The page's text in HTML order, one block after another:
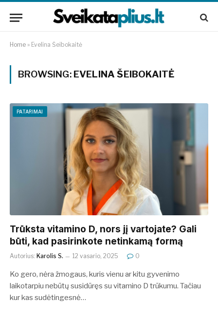
Home » Evelina Šeibokaitė
BROWSING: EVELINA ŠEIBOKAITĖ
PATARIMAI
Trūksta vitamino D, nors jį vartojate? Gali
būti, kad pasirinkote netinkamą formą
Autorius: Karolis S. 12 vasario, 2025 0
Ko gero, nėra žmogaus, kuris vienu ar kitu gyvenimo
laikotarpiu nebūtų susidūręs su vitamino D trūkumu. Tačiau
kur kas sudėtingesnė…